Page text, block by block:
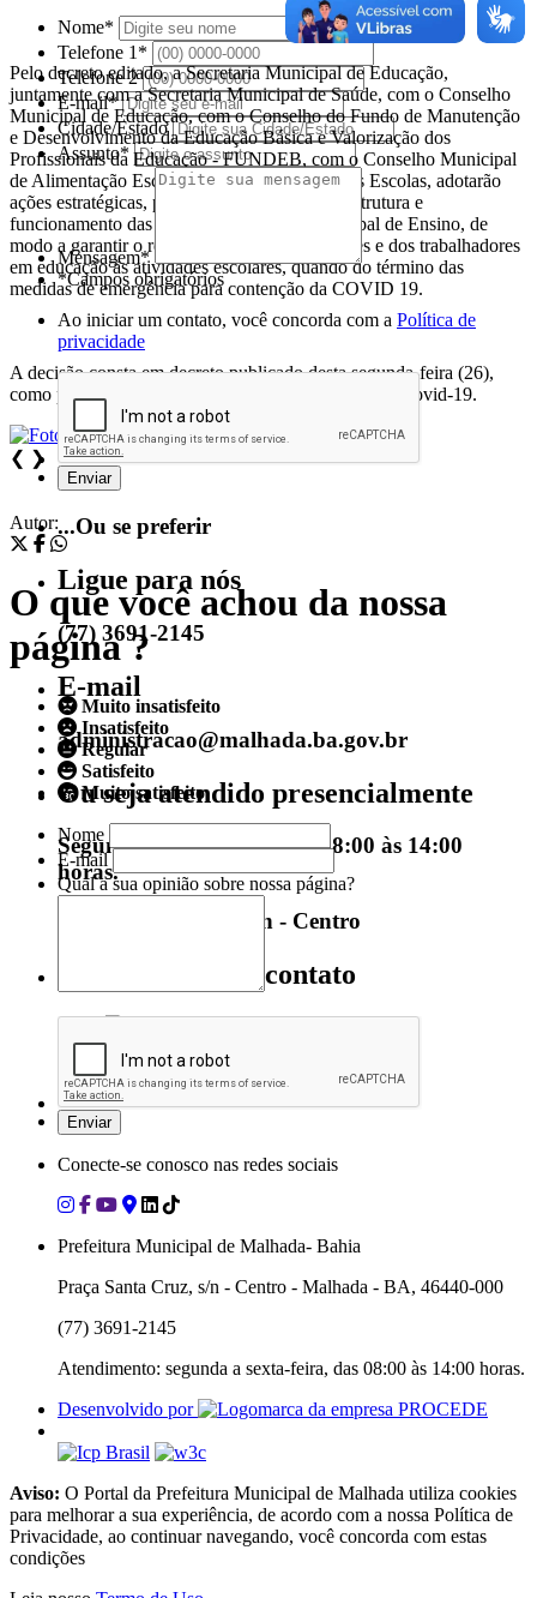
Nome*
Telefone 1*
Telefone 2
E-mail*
Cidade/Estado
Assunto*
Mensagem*
*Campos obrigatórios
Ao iniciar um contato, você concorda com a Política de
privacidade
...Ou se preferir
Ligue para nós
(77) 3691-2145
E-mail
administracao@malhada.ba.gov.br
Ou seja atendido presencialmente
Segunda a sexta-feira, das 08:00 às 14:00
horas.
Praça Santa Cruz, s/n - Centro
Outros meios de contato
Pelo decreto editado, a Secretaria Municipal de Educação,
juntamente com a Secretaria Municipal de Saúde, com o Conselho
Municipal de Educação, com o Conselho do Fundo de Manutenção
e Desenvolvimento da Educação Básica e Valorização dos
Profissionais da Educação - FUNDEB, com o Conselho Municipal
de Alimentação Escolar e com os Diretores das Escolas, adotarão
ações estratégicas, para orientar e preparar a estrutura e
funcionamento das escolas do Sistema Municipal de Ensino, de
modo a garantir o retorno seguro dos estudantes e dos trabalhadores
em educação às atividades escolares, quando do término das
medidas de emergência para contenção da COVID 19.
A decisão consta em decreto publicado desta segunda-feira (26),
como parte das medidas de combate à pandemia da Covid-19.
❮ ❯
Autor:
O que você achou da nossa
página ?
Muito insatisfeito
Insatisfeito
Regular
Satisfeito
Muito satisfeito
Nome
E-mail
Qual a sua opinião sobre nossa página?
Conecte-se conosco nas redes sociais
Prefeitura Municipal de Malhada- Bahia
Praça Santa Cruz, s/n - Centro - Malhada - BA, 46440-000
(77) 3691-2145
Atendimento: segunda a sexta-feira, das 08:00 às 14:00 horas.
Desenvolvido por
Aviso: O Portal da Prefeitura Municipal de Malhada utiliza cookies
para melhorar a sua experiência, de acordo com a nossa Política de
Privacidade, ao continuar navegando, você concorda com estas
condições